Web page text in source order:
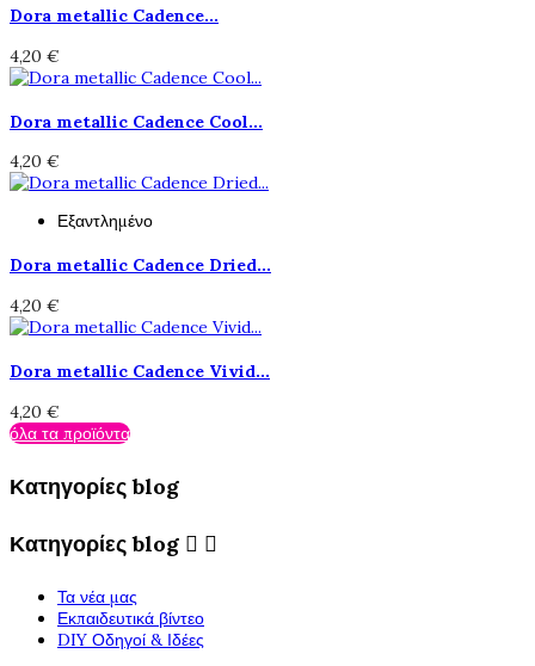
Dora metallic Cadence...
4,20 €
Dora metallic Cadence Cool...
4,20 €
Εξαντλημένο
Dora metallic Cadence Dried...
4,20 €
Dora metallic Cadence Vivid...
4,20 €
όλα τα προϊόντα
Κατηγορίες blog
Κατηγορίες blog  
Τα νέα μας
Εκπαιδευτικά βίντεο
DIY Οδηγοί & Ιδέες